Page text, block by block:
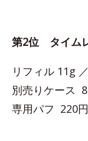
第2位 タイム
リフィル 11g
別売りケース
専用パフ 220円